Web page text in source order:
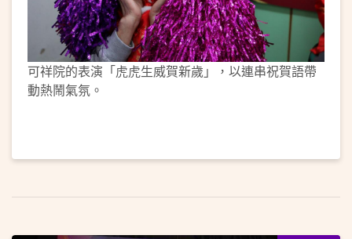
可祥院的表演「虎虎生威賀新歲」，以連串祝賀語帶
動熱鬧氣氛。